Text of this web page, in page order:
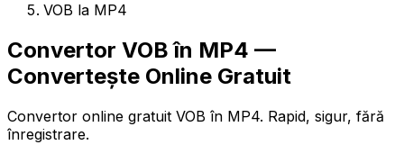
VOB la MP4
Convertor VOB în MP4 —
Convertește Online Gratuit
Convertor online gratuit VOB în MP4. Rapid, sigur, fără
înregistrare.